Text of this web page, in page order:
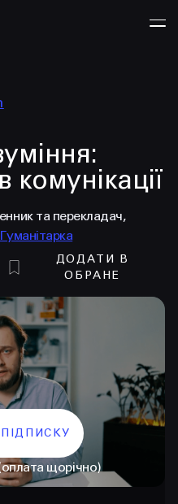
комунікації
та перекладач,
ДОДАТИ В
ОБРАНЕ
щорічно)